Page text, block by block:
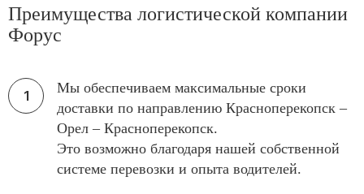
Преимущества логистической компании
Форус
Мы обеспечиваем максимальные сроки
доставки по направлению Красноперекопск –
Орел – Красноперекопск.
Это возможно благодаря нашей собственной
системе перевозки и опыта водителей.